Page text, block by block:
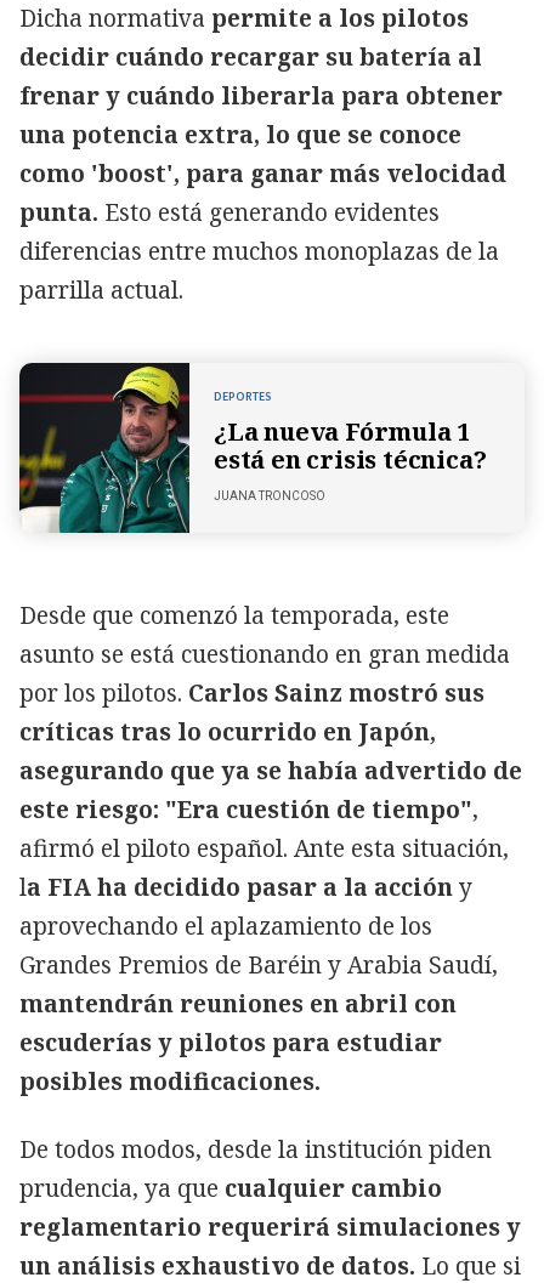
Dicha normativa permite a los pilotos
decidir cuándo recargar su batería al
frenar y cuándo liberarla para obtener
una potencia extra, lo que se conoce
como 'boost', para ganar más velocidad
punta. Esto está generando evidentes
diferencias entre muchos monoplazas de la
parrilla actual.
DEPORTES
¿La nueva Fórmula 1
está en crisis técnica?
JUANA TRONCOSO
Desde que comenzó la temporada, este
asunto se está cuestionando en gran medida
por los pilotos. Carlos Sainz mostró sus
críticas tras lo ocurrido en Japón,
asegurando que ya se había advertido de
este riesgo: "Era cuestión de tiempo",
afirmó el piloto español. Ante esta situación,
la FIA ha decidido pasar a la accióny
aprovechando el aplazamiento de los
Grandes Premios de Baréin y Arabia Saudí,
mantendrán reuniones en abril con
escuderías y pilotos para estudiar
posibles modificaciones.
De todos modos, desde la institución piden
prudencia, ya que cualquier cambio
reglamentario requerirá simulaciones y
un análisis exhaustivo de datos. Lo que si